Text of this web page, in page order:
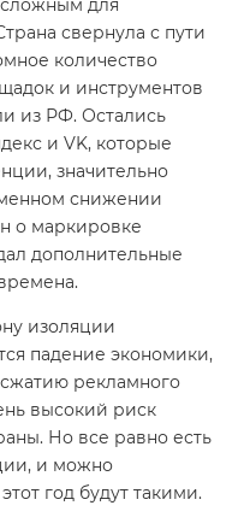
сложным для
свернула с пути
количество
и инструментов
из РФ. Остались
и VK, которые
значительно
снижении
о маркировке
дополнительные
изоляции
падение экономики,
рекламного
высокий риск
Но все равно есть
и можно
год будут такими.